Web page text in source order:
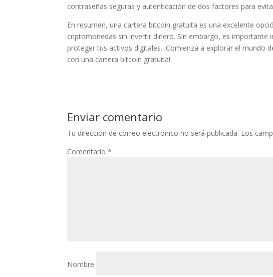
contraseñas seguras y autenticación de dos factores para
En resumen, una cartera bitcoin gratuita es una excelente
criptomonedas sin invertir dinero. Sin embargo, es
proteger tus activos digitales. ¡Comienza a explorar el
con una cartera bitcoin gratuita!
Enviar comentario
Tu dirección de correo electrónico no será publicada. Los
Comentario*
Nombre